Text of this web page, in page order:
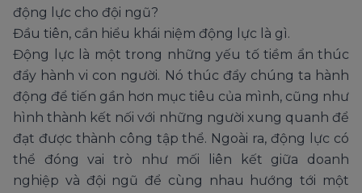
động lực cho đội ngũ?
Đầu tiên, cần hiểu khái niệm động lực là gì.
Động lực là một trong những yếu tố tiềm ẩn thúc
đẩy hành vi con người. Nó thúc đẩy chúng ta hành
động để tiến gần hơn mục tiêu của mình, cũng như
hình thành kết nối với những người xung quanh để
đạt được thành công tập thể. Ngoài ra, động lực có
thể đóng vai trò như mối liên kết giữa doanh
nghiệp và đội ngũ để cùng nhau hướng tới một